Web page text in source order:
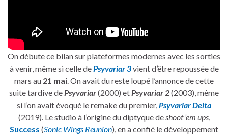
On débute ce bilan sur plateformes modernes avec les sorties
à venir, même si celle dePsyvariar 3vient d’être repoussée de
mars au 21 mai. On avait du reste loupé l’annonce de cette
suite tardive dePsyvariar(2000) etPsyvariar 2(2003), même
si l’on avait évoqué le remake du premier,Psyvariar Delta
(2019). Le studio à l’origine du diptyque deshoot ’em ups,
Success (Sonic Wings Reunion), en a confié le développement